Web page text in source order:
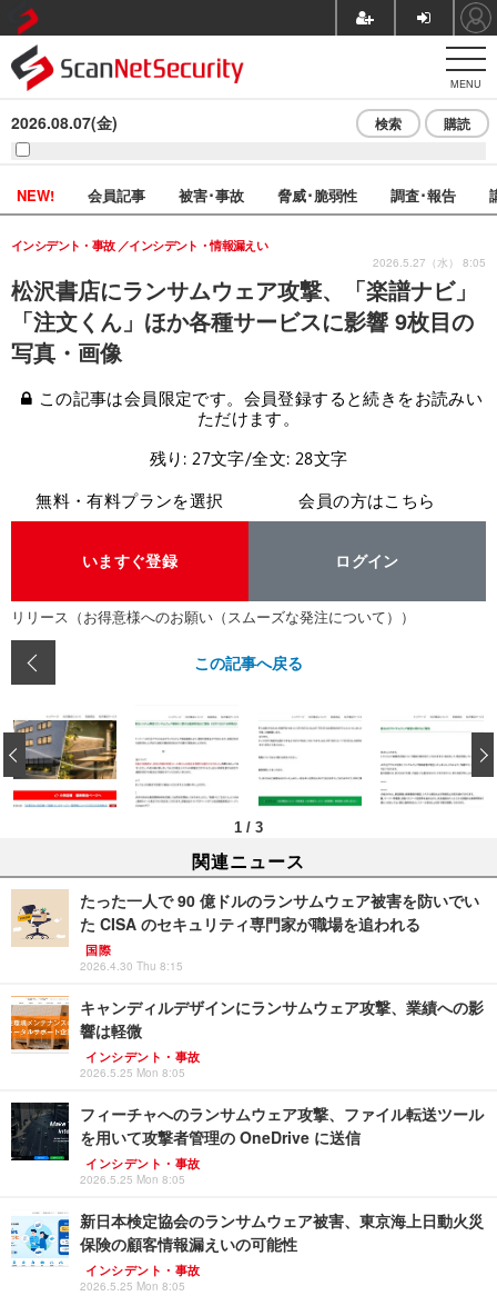
MENU
2026.08.07(金) 検索 購読
NEW! 会員記事 被害･事故 脅威･脆弱性 調査･報告
松沢書店にランサムウェア攻撃、「楽譜ナビ」
「注文くん」ほか各種サービスに影響 9枚目の
写真・画像
インシデント・事故 インシデント・情報漏えい
2026.5.27（水） 8:05
この記事は会員限定です。会員登録すると続きをお読みい
ただけます。
残り: 27文字/全文: 28文字
無料・有料プランを選択
いますぐ登録
会員の方はこちら
ログイン
リリース（お得意様へのお願い（スムーズな発注について））
この記事へ戻る
1 / 3
‹
関連ニュース
たった一人で 90 億ドルのランサムウェア被害を防いでい
た CISA のセキュリティ専門家が職場を追われる
国際
2026.4.30 Thu 8:15
キャンディルデザインにランサムウェア攻撃、業績への影
響は軽微
インシデント・事故
2026.5.25 Mon 8:05
フィーチャへのランサムウェア攻撃、ファイル転送ツール
を用いて攻撃者管理の OneDrive に送信
インシデント・事故
2026.5.25 Mon 8:05
新日本検定協会のランサムウェア被害、東京海上日動火災
保険の顧客情報漏えいの可能性
インシデント・事故
2026.5.25 Mon 8:05